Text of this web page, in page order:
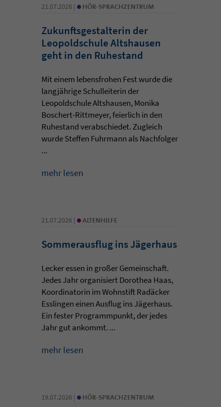
21.07.2026 | • HÖR-SPRACHZENTRUM
Zukunftsgestalterin der
Leopoldschule Altshausen
geht in den Ruhestand
Mit einem lebensfrohen Fest wurde die
langjährige Schulleiterin der
Leopoldschule Altshausen, Monika
Boschert-Rittmeyer, feierlich in den
Ruhestand verabschiedet. Zugleich
wurde Steffen Fuhrmann als Nachfolger
...
mehr lesen
21.07.2026 | • ALTENHILFE
Sommerausflug ins Jägerhaus
Lecker essen in großer Gemeinschaft.
Jedes Jahr organisiert Dorothea Haas,
Koordinatorin im Wohnstift Radäcker
Esslingen einen Ausflug ins Jägerhaus.
Ein fester Programmpunkt, der jedes
Jahr gut ankommt. ...
mehr lesen
19.07.2026 | • HÖR-SPRACHZENTRUM